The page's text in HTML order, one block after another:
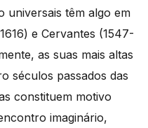
universais têm algo em
e Cervantes (1547-
as suas mais altas
séculos passados das
constituem motivo
imaginário,